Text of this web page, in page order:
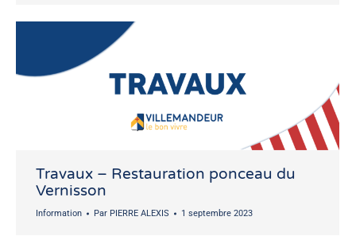
Travaux – Restauration ponceau du
Vernisson
Information Par PIERRE ALEXIS 1 septembre 2023